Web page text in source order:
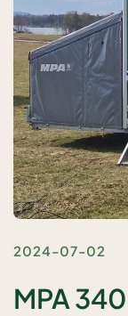
2024-07-02
MPA